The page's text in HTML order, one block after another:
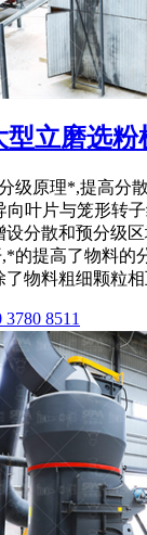
型立磨选粉
级原理*,提高分
向叶片与笼形转
设分散和预分级
的提高了物料的
物料粗细颗粒相
8511